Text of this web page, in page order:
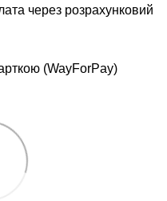
через розрахунковий
(WayForPay)